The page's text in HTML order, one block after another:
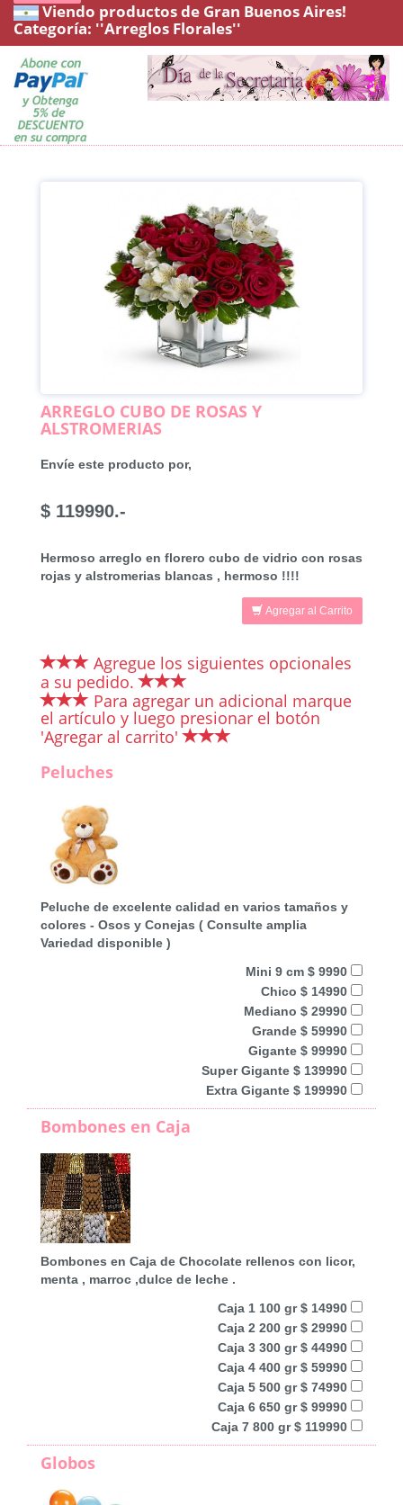
Viendo productos de Gran Buenos Aires!
Categoría: ''Arreglos Florales''
ARREGLO CUBO DE ROSAS Y
ALSTROMERIAS
Envíe este producto por,
$ 119990.-
Hermoso arreglo en florero cubo de vidrio con rosas
rojas y alstromerias blancas , hermoso !!!!
Agregar al Carrito
Agregue los siguientes opcionales
a su pedido.
Para agregar un adicional marque
el artículo y luego presionar el botón
'Agregar al carrito'
Peluches
Peluche de excelente calidad en varios tamaños y
colores - Osos y Conejas ( Consulte amplia
Variedad disponible )
Mini 9 cm $ 9990
Chico $ 14990
Mediano $ 29990
Grande $ 59990
Gigante $ 99990
Super Gigante $ 139990
Extra Gigante $ 199990
Bombones en Caja
Bombones en Caja de Chocolate rellenos con licor,
menta , marroc ,dulce de leche .
Caja 1 100 gr $ 14990
Caja 2 200 gr $ 29990
Caja 3 300 gr $ 44990
Caja 4 400 gr $ 59990
Caja 5 500 gr $ 74990
Caja 6 650 gr $ 99990
Caja 7 800 gr $ 119990
Globos